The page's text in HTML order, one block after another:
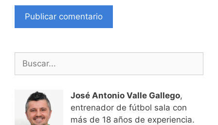
José Antonio Valle Gallego,
entrenador de fútbol sala con
más de 18 años de experiencia.